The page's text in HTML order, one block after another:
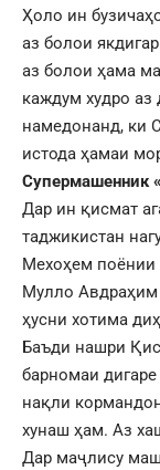
Ҳоло ин
аз болои
аз болои ҳама
каждум худро аз
намедонанд, ки
истода ҳамаи
Супермашенник
Дар ин қисмат
таджикистан
Мехоҳем поёнии
Мулло
ҳусни хотима
Баъди нашри
барномаи дигаре
нақли
хунаш ҳам. Аз
Дар маҷлису